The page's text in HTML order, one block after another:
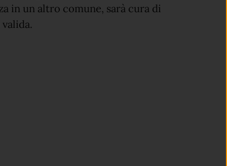
in un altro comune, sarà cura di